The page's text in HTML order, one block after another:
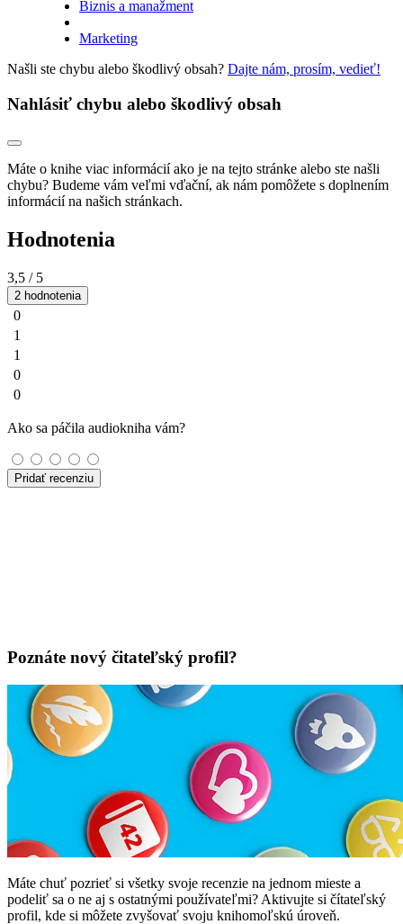
Biznis a manažment
Marketing
Našli ste chybu alebo škodlivý obsah? Dajte nám, prosím, vedieť!
Nahlásiť chybu alebo škodlivý obsah
Máte o knihe viac informácií ako je na tejto stránke alebo ste našli
chybu? Budeme vám veľmi vďační, ak nám pomôžete s doplnením
informácií na našich stránkach.
Hodnotenia
3,5 / 5
2 hodnotenia
0
1
1
0
0
Ako sa páčila audiokniha vám?
Pridať recenziu
Poznáte nový čitateľský profil?
Máte chuť pozrieť si všetky svoje recenzie na jednom mieste a
podeliť sa o ne aj s ostatnými používateľmi? Aktivujte si čítateľský
profil, kde si môžete zvyšovať svoju knihomoľskú úroveň.